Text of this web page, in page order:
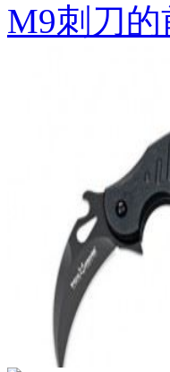
M9刺刀的